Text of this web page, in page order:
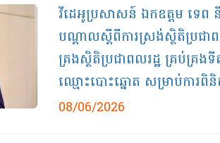
វីដេអូប្រសាសន៍ ឯកឧត្តម ទេព
បណ្តាលស្តីពីការស្រង់ស្ថិតិប្រជាព
គ្រងស្ថិតិប្រជាពលរដ្ឋ គ្រប់គ្រ
ឈ្មោះបោះឆ្នោត សម្រាប់ការពិ
08/06/2026